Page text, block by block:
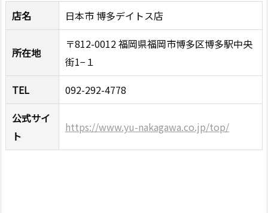
店名
日本市 博多デイトス店
所在地
〒812-0012 福岡県福岡市博多区博多駅中央
街1−１
TEL
092-292-4778
公式サイ
ト
https://www.yu-nakagawa.co.jp/top/